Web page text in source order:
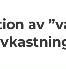
av